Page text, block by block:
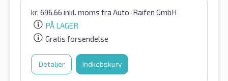
kr. 696.66 inkl. moms fra Auto-Raifen GmbH
PÅ LAGER
Gratis forsendelse
Detaljer Indkøbskurv